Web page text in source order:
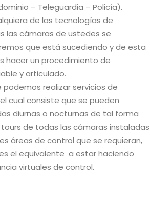
– Teleguardia – Policía).
de las tecnologías de
las cámaras de ustedes se
que está sucediendo y de esta
hacer un procedimiento de
y articulado.
realizar servicios de
el cual consiste que se pueden
diurnas o nocturnas de tal forma
de todas las cámaras instaladas
áreas de control que se requieran,
el equivalente a estar haciendo
virtuales de control.